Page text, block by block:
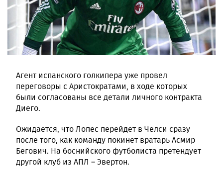
Агент испанского голкипера уже провел
переговоры с Аристократами, в ходе которых
были согласованы все детали личного контракта
Диего.
Ожидается, что Лопес перейдет в Челси сразу
после того, как команду покинет вратарь Асмир
Бегович. На боснийского футболиста претендует
другой клуб из АПЛ – Эвертон.